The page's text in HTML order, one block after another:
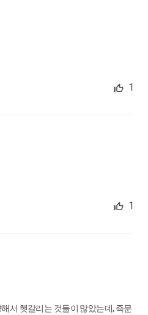
체결하면 정규직 전환하지 않아도
15시간 미만 근무 시 주휴수당, 지
로시간
휴게시간 포함) 시 연장근로시간은
1
1
서 헷갈리는 것들이 많았는데, 즉문